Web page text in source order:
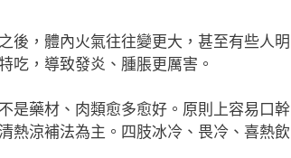
，體內火氣往往變更大，甚至有些人明
吃，導致發炎、腫脹更厲害。
藥材、肉類愈多愈好。原則上容易口幹
熱涼補法為主。四肢冰冷、畏冷、喜熱飲